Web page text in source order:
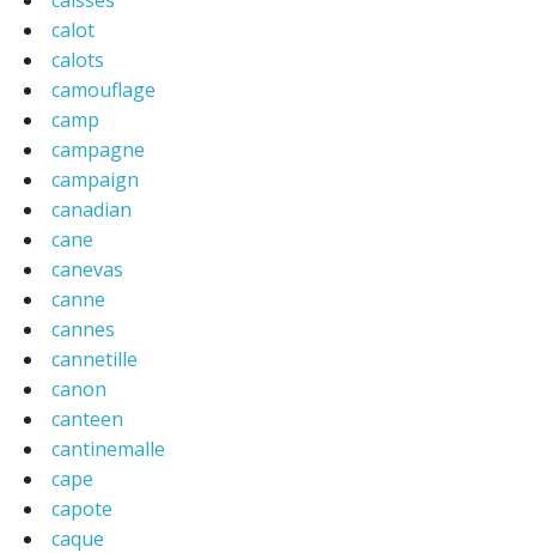
calot
calots
camouflage
camp
campagne
campaign
canadian
cane
canevas
canne
cannes
cannetille
canon
canteen
cantinemalle
cape
capote
caque